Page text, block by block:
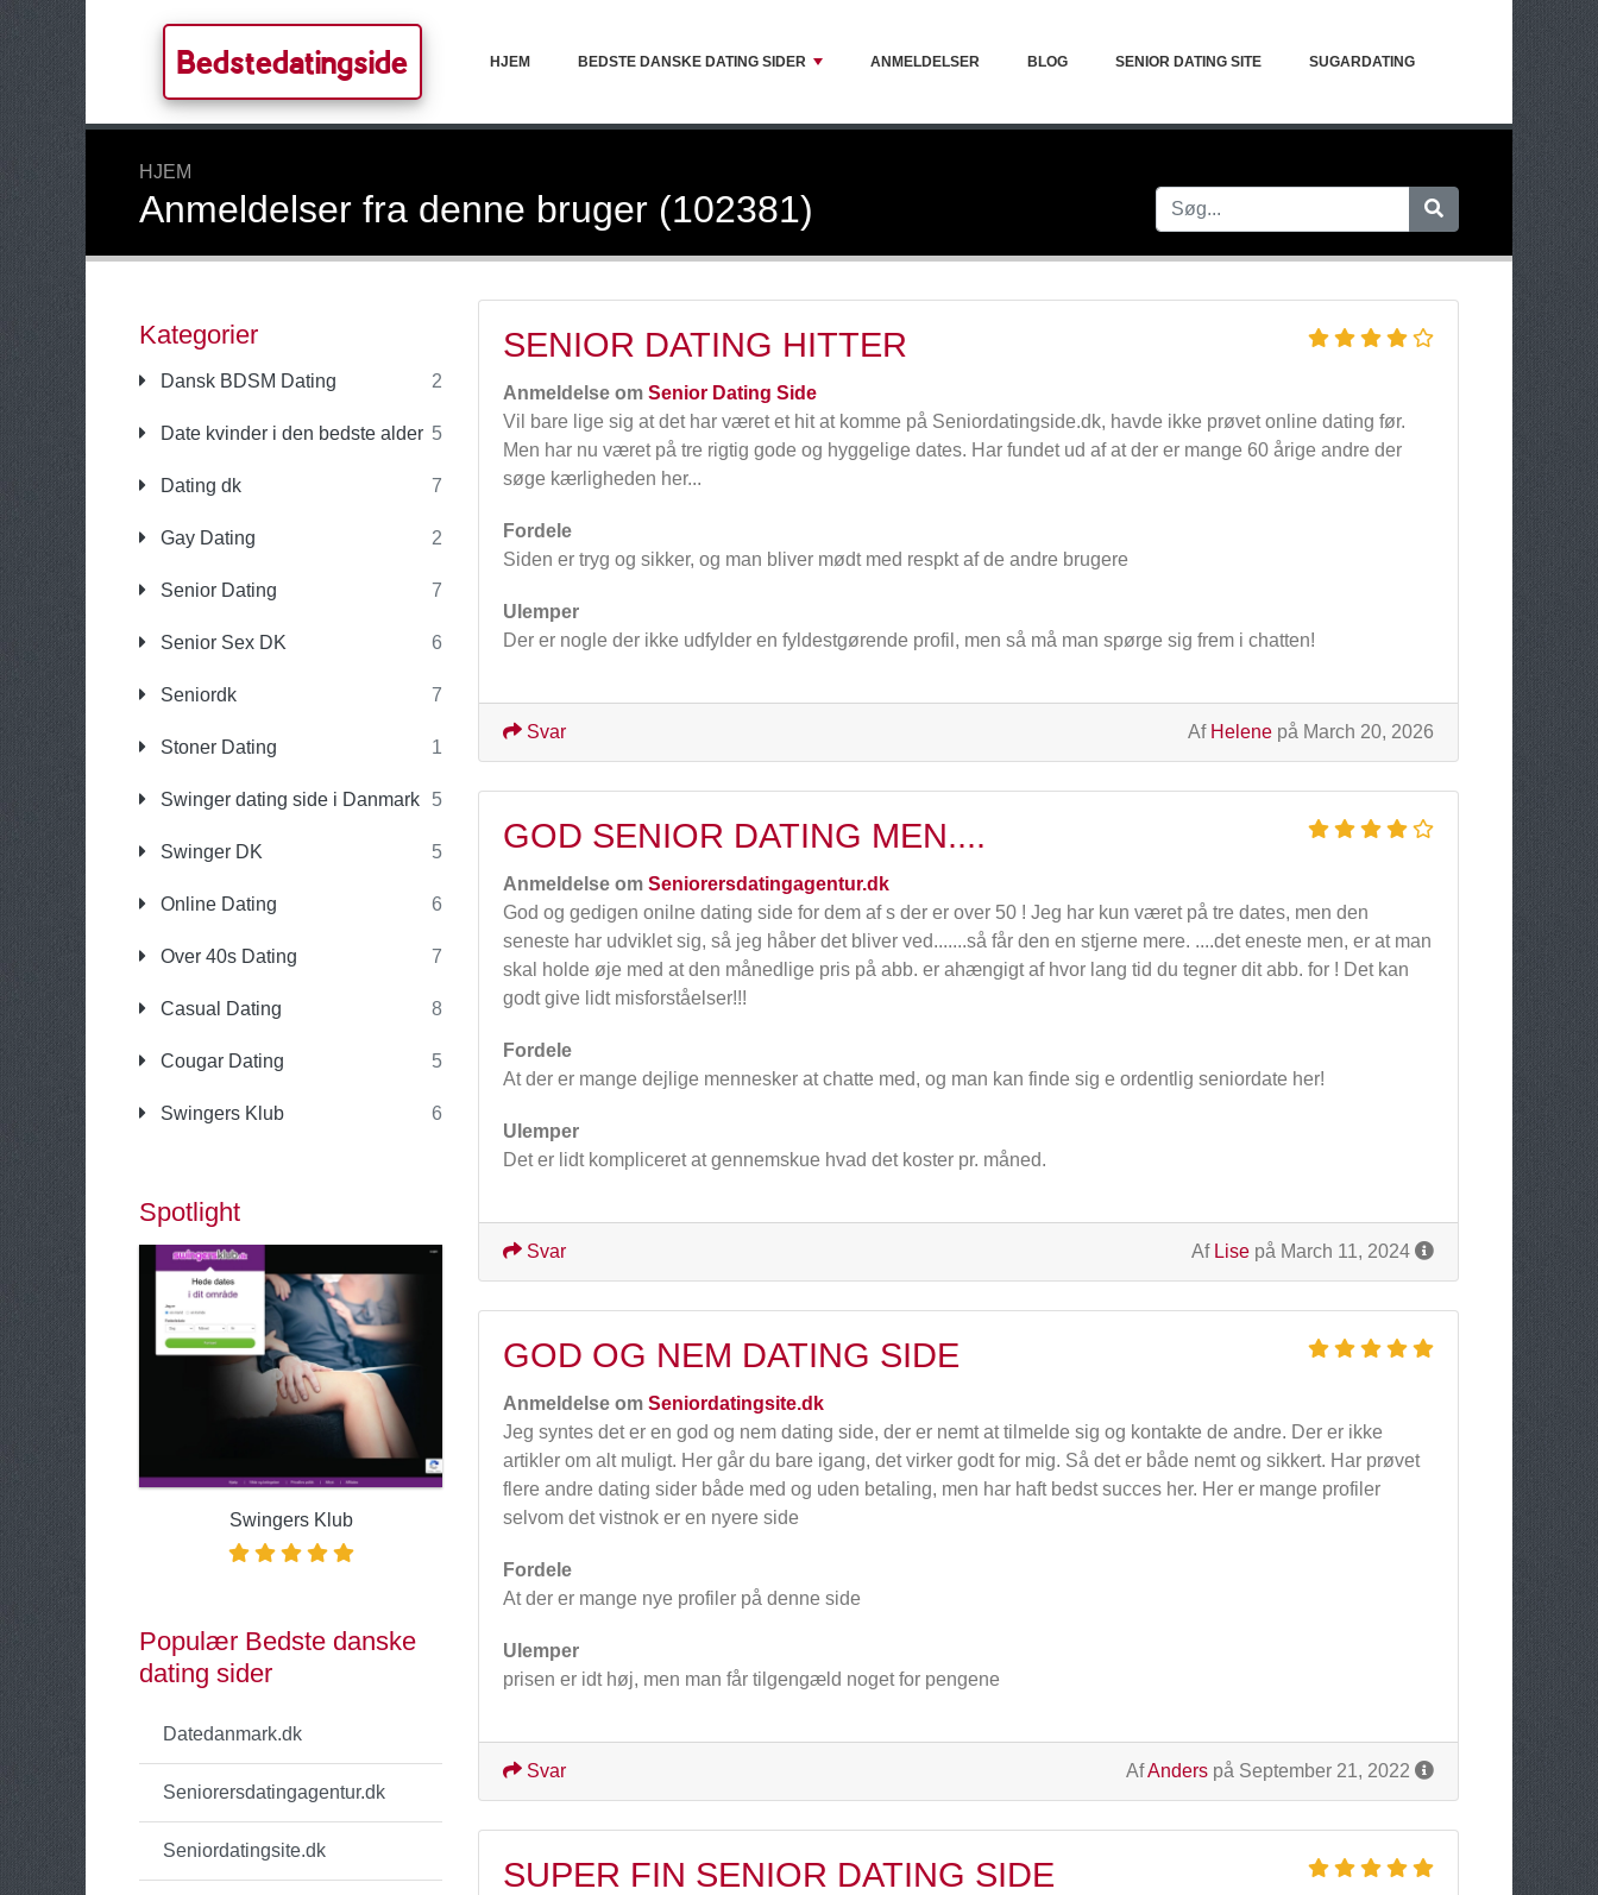
Bedstedatingside HJEM BEDSTE DANSKE DATING SIDER ANMELDELSER BLOG SENIOR DATING SITE SUGARDATING
HJEM
Anmeldelser fra denne bruger (102381)
Kategorier
Dansk BDSM Dating 2
Date kvinder i den bedste alder 5
Dating dk 7
Gay Dating 2
Senior Dating 7
Senior Sex DK 6
Seniordk 7
Stoner Dating 1
Swinger dating side i Danmark 5
Swinger DK 5
Online Dating 6
Over 40s Dating 7
Casual Dating 8
Cougar Dating 5
Swingers Klub 6
Spotlight
Swingers Klub
Populær Bedste danske
dating sider
Datedanmark.dk
Seniorersdatingagentur.dk
Seniordatingsite.dk
SENIOR DATING HITTER
Anmeldelse om Senior Dating Side
Vil bare lige sig at det har været et hit at komme på Seniordatingside.dk, havde ikke prøvet online dating før.
Men har nu været på tre rigtig gode og hyggelige dates. Har fundet ud af at der er mange 60 årige andre der
søge kærligheden her...
Fordele
Siden er tryg og sikker, og man bliver mødt med respkt af de andre brugere
Ulemper
Der er nogle der ikke udfylder en fyldestgørende profil, men så må man spørge sig frem i chatten!
Af Helene på March 20, 2026
Svar
GOD SENIOR DATING MEN....
Anmeldelse om Seniorersdatingagentur.dk
God og gedigen onilne dating side for dem af s der er over 50 ! Jeg har kun været på tre dates, men den
seneste har udviklet sig, så jeg håber det bliver ved.......så får den en stjerne mere. ....det eneste men, er at man
skal holde øje med at den månedlige pris på abb. er ahængigt af hvor lang tid du tegner dit abb. for ! Det kan
godt give lidt misforståelser!!!
Fordele
At der er mange dejlige mennesker at chatte med, og man kan finde sig e ordentlig seniordate her!
Ulemper
Det er lidt kompliceret at gennemskue hvad det koster pr. måned.
Af Lise på March 11, 2024
Svar
GOD OG NEM DATING SIDE
Anmeldelse om Seniordatingsite.dk
Jeg syntes det er en god og nem dating side, der er nemt at tilmelde sig og kontakte de andre. Der er ikke
artikler om alt muligt. Her går du bare igang, det virker godt for mig. Så det er både nemt og sikkert. Har prøvet
flere andre dating sider både med og uden betaling, men har haft bedst succes her. Her er mange profiler
selvom det vistnok er en nyere side
Fordele
At der er mange nye profiler på denne side
Ulemper
prisen er idt høj, men man får tilgengæld noget for pengene
AfAnders på September 21, 2022
Svar
SUPER FIN SENIOR DATING SIDE